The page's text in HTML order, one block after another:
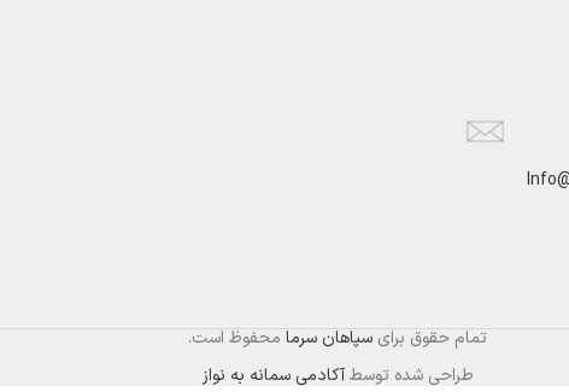
تمام حقوق برای سپاهان سرما محفوظ است.
طراحی شده توسطآکادمی سمانه به نواز